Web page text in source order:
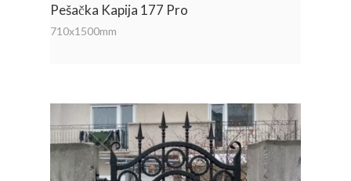
Pešačka Kapija 177 Pro
710x1500mm